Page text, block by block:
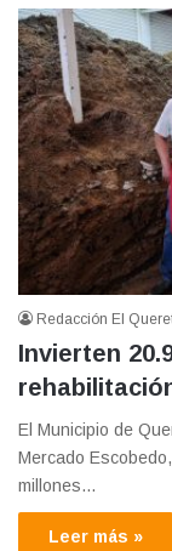
Redacción El
Invierten
El Municipio de
Mercado
millones…
Leer más »